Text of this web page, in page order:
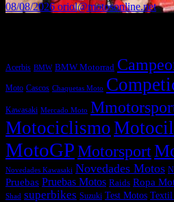
08/08/2026oriol@motosonline.net
Acerbis BMW BMW Motorrad
Moto Cascos Chaquetas Moto
Kawasaki Mercado Moto
Motociclismo
MotoGPMotorsport
Novedades Kawasaki Novedades Motos
Pruebas Pruebas Motos Raids Ropa
Shad superbikes Suzuki Test Motos